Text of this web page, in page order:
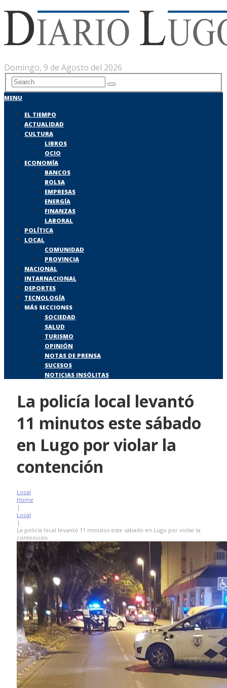
Domingo, 9 de Agosto del 2026
MENU
EL TIEMPO
ACTUALIDAD
CULTURA
LIBROS
OCIO
ECONOMÍA
BANCOS
BOLSA
EMPRESAS
ENERGÍA
FINANZAS
LABORAL
POLÍTICA
LOCAL
COMUNIDAD
PROVINCIA
NACIONAL
INTARNACIONAL
DEPORTES
TECNOLOGÍA
MÁS SECCIONES
SOCIEDAD
SALUD
TURISMO
OPINIÓN
NOTAS DE PRENSA
SUCESOS
NOTICIAS INSÓLITAS
La policía local levantó
11 minutos este sábado
en Lugo por violar la
contención
Local
Home
|
Local
|
La policía local levantó 11 minutos este sábado en Lugo por violar la
contención